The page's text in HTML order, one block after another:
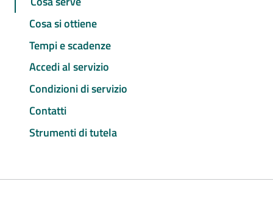
Cosa si ottiene
Tempi e scadenze
Accedi al servizio
Condizioni di servizio
Contatti
Strumenti di tutela